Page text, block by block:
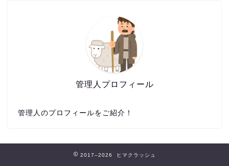
管理人プロフィール
管理人のプロフィールをご紹介！
2017–2026 ヒマクラッシュ